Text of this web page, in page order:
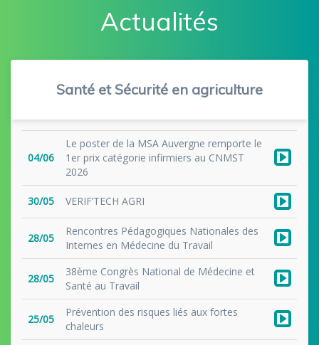
Actualités
Santé et Sécurité en agriculture
04/06
Le poster de la MSA Auvergne remporte le
1er prix catégorie infirmiers au CNMST
2026
30/05 VERIF’TECH AGRI
28/05
Rencontres Pédagogiques Nationales des
Internes en Médecine du Travail
28/05
38ème Congrès National de Médecine et
Santé au Travail
25/05
Prévention des risques liés aux fortes
chaleurs